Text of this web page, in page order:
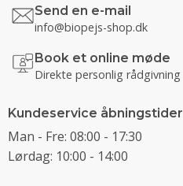
Send en e-mail
info@biopejs-shop.dk
Book et online møde
Direkte personlig rådgivning
Kundeservice åbningstider
Man - Fre: 08:00 - 17:30
Lørdag: 10:00 - 14:00